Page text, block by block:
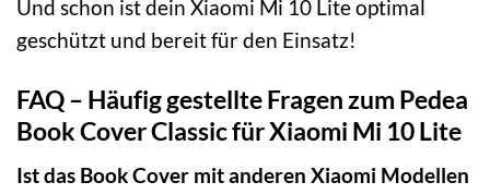
Und schon ist dein Xiaomi Mi 10 Lite optimal
geschützt und bereit für den Einsatz!
FAQ – Häufig gestellte Fragen zum Pedea
Book Cover Classic für Xiaomi Mi 10 Lite
Ist das Book Cover mit anderen Xiaomi Modellen